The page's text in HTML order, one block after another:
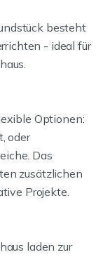
besteht
- ideal für
Optionen:
oder
Das
zusätzlichen
Projekte.
laden zur